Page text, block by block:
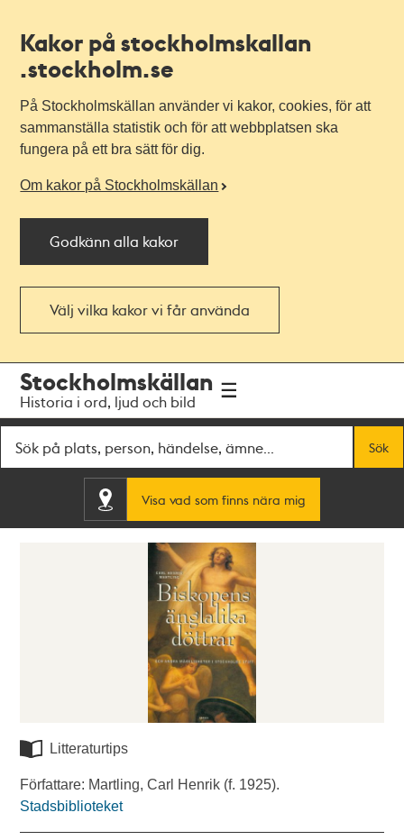
Kakor på stockholmskallan
.stockholm.se
På Stockholmskällan använder vi kakor, cookies, för att
sammanställa statistik och för att webbplatsen ska
fungera på ett bra sätt för dig.
Om kakor på Stockholmskällan
Godkänn alla kakor
Välj vilka kakor vi får använda
navigationen
huvudinnehållet
Stockholmskällan
Historia i ord, ljud och bild
Sök
Visa vad som finns nära mig
Litteraturtips
Författare: Martling, Carl Henrik (f. 1925).
Stadsbiblioteket